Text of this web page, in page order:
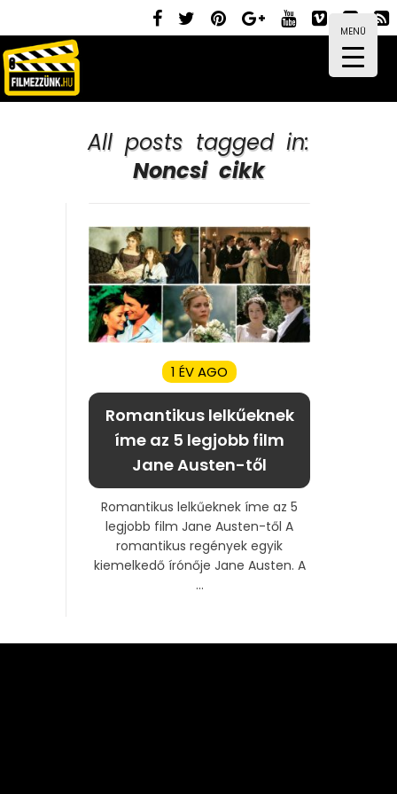
MENÜ
All posts tagged in:
Noncsi cikk
1 ÉV AGO
Romantikus lelkűeknek
íme az 5 legjobb film
Jane Austen-től
Romantikus lelkűeknek íme az 5
legjobb film Jane Austen-től A
romantikus regények egyik
kiemelkedő írónője Jane Austen. A
...